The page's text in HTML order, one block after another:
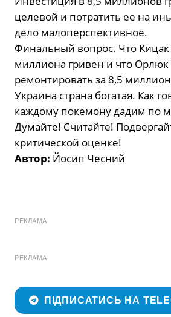
целевой и потратить ее на
дело малоперспективное.
Финальный вопрос. Что Кицак
миллиона гривен и что Орлюк
ремонтировать за 8,5
Украина страна богатая. Как
каждому покемону дадим по
Думайте! Считайте!
критической оценке!
Автор: Йосип Чесний
РЕКЛАМА
РЕКЛАМА
ПІДПИСАТИСЬ НА